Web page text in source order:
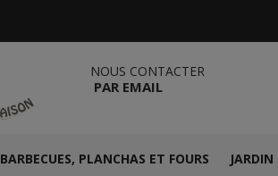
NOUS CONTACTER
PAR EMAIL
BARBECUES, PLANCHAS ET FOURS JARDIN